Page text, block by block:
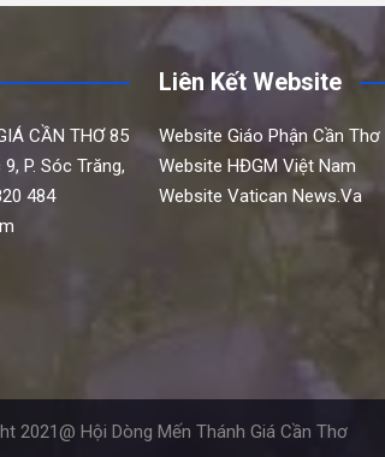
CẦN THƠ 85
P. Sóc Trăng,
484
Liên Kết Website
Website Giáo Phận Cần Thơ
Website HĐGM Việt Nam
Website Vatican News.Va
2021@ Hội Dòng Mến Thánh Giá Cần Thơ